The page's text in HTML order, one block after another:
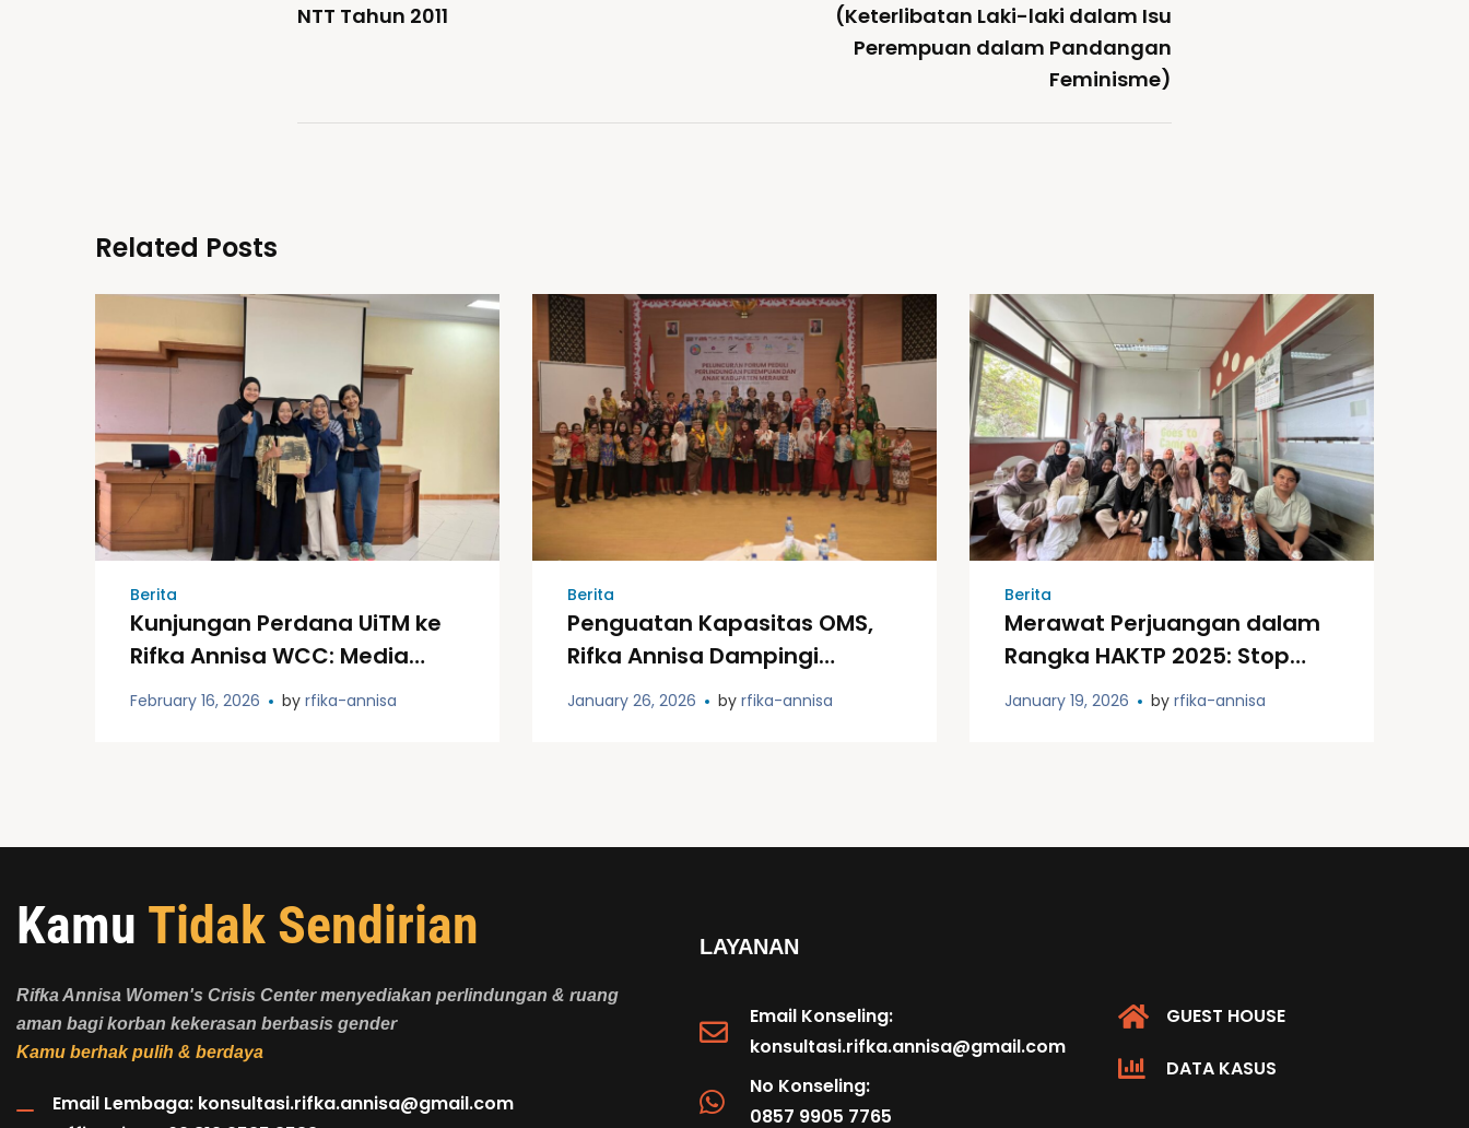
NTT Tahun 2011
(Keterlibatan Laki-laki dalam Isu
Perempuan dalam Pandangan
Feminisme)
Related Posts
Berita
Kunjungan Perdana UiTM ke
Rifka Annisa WCC: Media
Sosial, Kesehatan Mental,
February 16, 2026 by rfika-annisa
Berita
Penguatan Kapasitas OMS,
Rifka Annisa Dampingi
Pembentukan Forum PPA
January 26, 2026 by rfika-annisa
Berita
Merawat Perjuangan dalam
Rangka HAKTP 2025: Stop
Kekerasan, Kembalikan
January 19, 2026 by rfika-annisa
Kamu Tidak Sendirian
Rifka Annisa Women's Crisis Center menyediakan perlindungan & ruang
aman bagi korban kekerasan berbasis gender
Kamu berhak pulih & berdaya
Email Lembaga: konsultasi.rifka.annisa@gmail.com
LAYANAN
Email Konseling:
konsultasi.rifka.annisa@gmail.com
No Konseling:
0857 9905 7765
GUEST HOUSE
DATA KASUS